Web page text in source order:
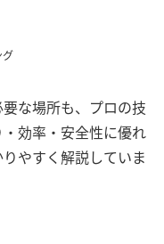
グ
な場所も、プロの技
効率・安全性に優れ
やすく解説していま